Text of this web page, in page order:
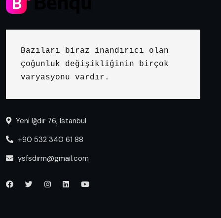
Bazıları biraz inandırıcı olan
çoğunluk değişikliğinin birçok
varyasyonu vardır.
Yeni Iğdır 76, Istanbul
+90 532 340 61 88
ysfsdirm@gmail.com